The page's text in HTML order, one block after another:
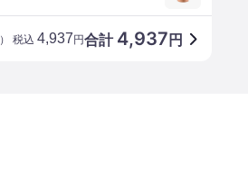
合計 4,937 円
） 税込 4,937円